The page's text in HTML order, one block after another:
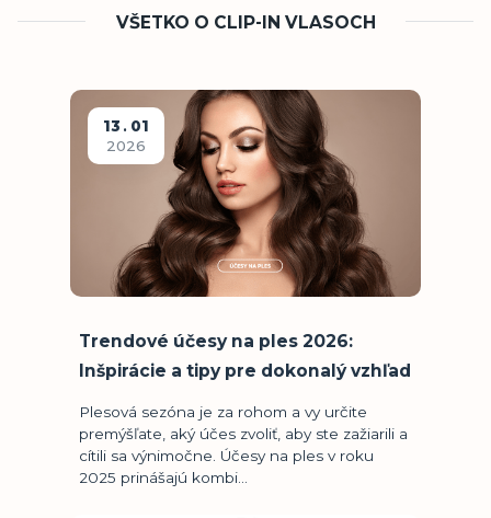
VŠETKO O CLIP-IN VLASOCH
13
01
2026
Trendové účesy na ples 2026:
Inšpirácie a tipy pre dokonalý vzhľad
Plesová sezóna je za rohom a vy určite
premýšľate, aký účes zvoliť, aby ste zažiarili a
cítili sa výnimočne. Účesy na ples v roku
2025 prinášajú kombi...